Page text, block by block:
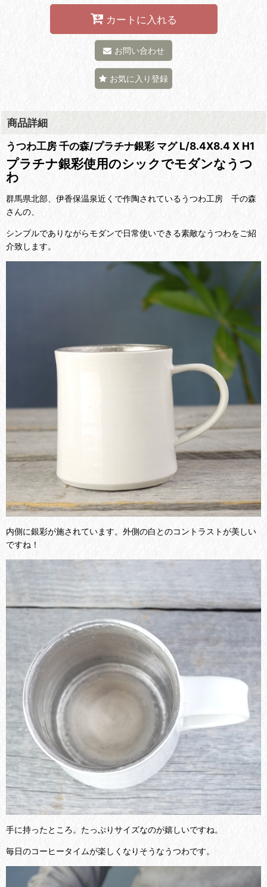
カートに入れる
お問い合わせ
お気に入り登録
商品詳細
うつわ工房 千の森/プラチナ銀彩 マグ L/8.4X8.4 X H1
プラチナ銀彩使用のシックでモダンなうつ
わ
群馬県北部、伊香保温泉近くで作陶されているうつわ工房 千の森
さんの、
シンプルでありながらモダンで日常使いできる素敵なうつわをご紹
介致します。
内側に銀彩が施されています。外側の白とのコントラストが美しい
ですね！
手に持ったところ。たっぷりサイズなのが嬉しいですね。
毎日のコーヒータイムが楽しくなりそうなうつわです。